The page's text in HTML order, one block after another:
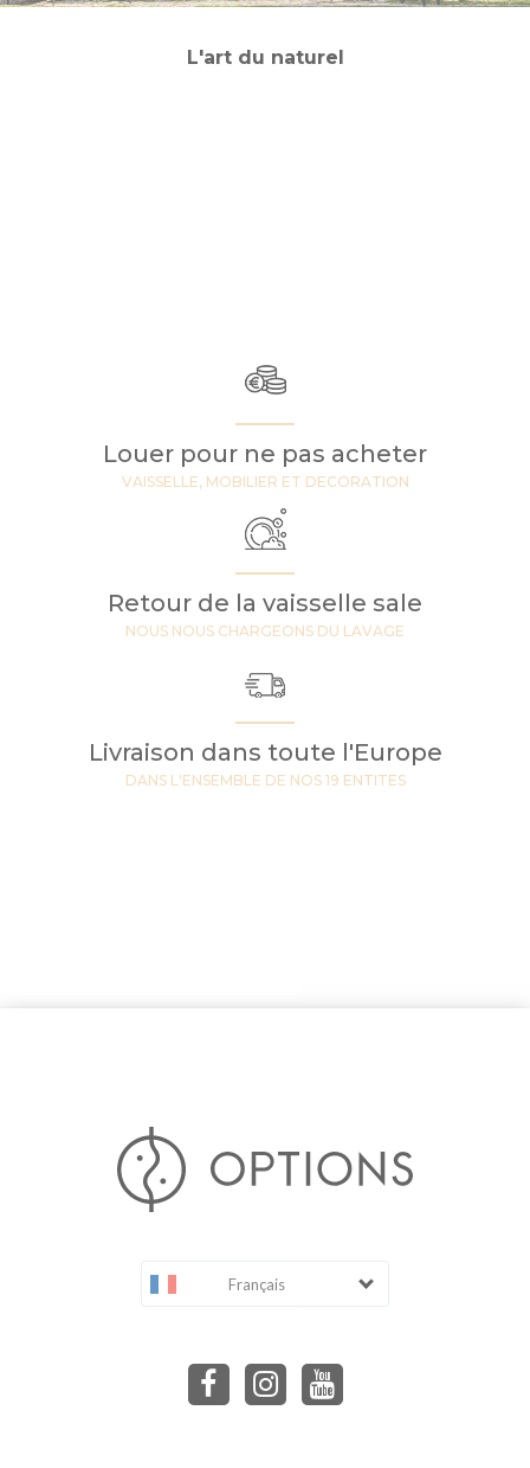
L'art du naturel
Louer pour ne pas acheter
VAISSELLE, MOBILIER ET DECORATION
Retour de la vaisselle sale
NOUS NOUS CHARGEONS DU LAVAGE
Livraison dans toute l'Europe
DANS L'ENSEMBLE DE NOS 19 ENTITES
Français